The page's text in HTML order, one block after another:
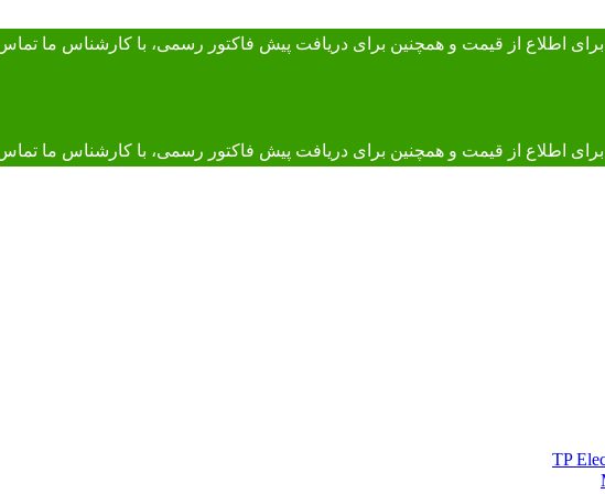
اطلاع از قیمت و همچنین برای دریافت پیش فاکتور رسمی، با کارشناس ما تماس
از قیمت و همچنین برای دریافت پیش فاکتور رسمی، با کارشناس ما تماس بگیرید.